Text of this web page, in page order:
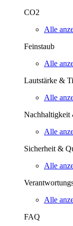
CO2
Alle
Feinstaub
Alle
Lautstärke &
Alle
Nachhaltigkeit
Alle
Sicherheit &
Alle
Alle
FAQ